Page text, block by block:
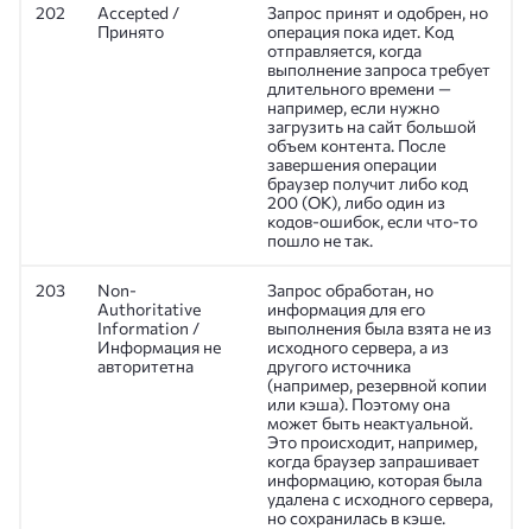
202
Accepted /
Принято
Запрос принят и одобрен, но
операция пока идет. Код
отправляется, когда
выполнение запроса требует
длительного времени —
например, если нужно
загрузить на сайт большой
объем контента. После
завершения операции
браузер получит либо код
200 (ОК), либо один из
кодов-ошибок, если что-то
пошло не так.
203
Non-
Authoritative
Information /
Информация не
авторитетна
Запрос обработан, но
информация для его
выполнения была взята не из
исходного сервера, а из
другого источника
(например, резервной копии
или кэша). Поэтому она
может быть неактуальной.
Это происходит, например,
когда браузер запрашивает
информацию, которая была
удалена с исходного сервера,
но сохранилась в кэше.